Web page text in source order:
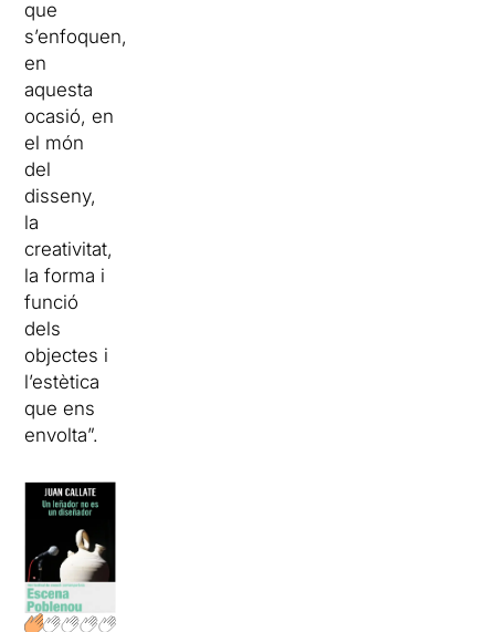
que
s’enfoquen,
en
aquesta
ocasió, en
el món
del
disseny,
la
creativitat,
la forma i
funció
dels
objectes i
l’estètica
que ens
envolta”.